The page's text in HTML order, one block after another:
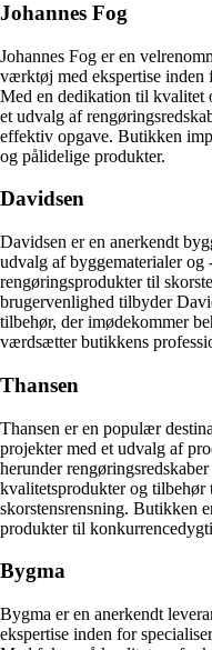
Johannes Fog
Johannes Fog er en
værktøj med ekspertise inden
Med en dedikation til kvalitet
et udvalg af
effektiv opgave. Butikken
og pålidelige produkter.
Davidsen
Davidsen er en anerkendt
udvalg af byggematerialer
rengøringsprodukter til
brugervenlighed tilbyder
tilbehør, der imødekommer
værdsætter butikkens
Thansen
Thansen er en populær
projekter med et udvalg af
herunder
kvalitetsprodukter og tilbehør
skorstensrensning. Butikken
produkter til
Bygma
Bygma er en anerkendt
ekspertise inden for